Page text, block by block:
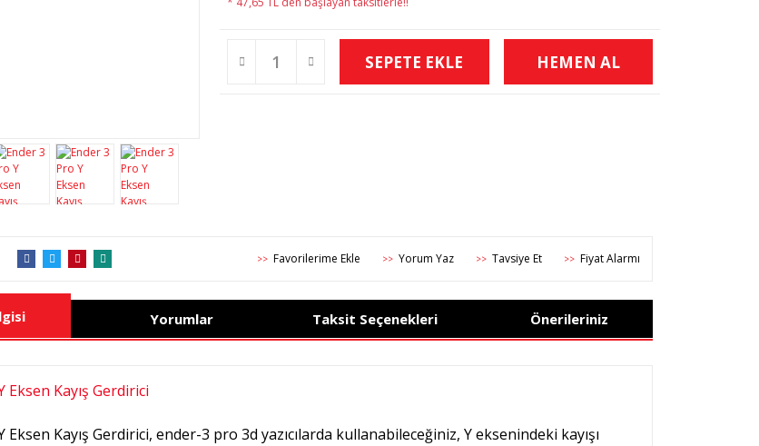
SEPETE EKLE HEMEN AL
>> >> Yorum Yaz >> Tavsiye Et >> Fiyat Alarmı
Yorumlar Taksit Seçenekleri Önerileriniz
Eksen Kayış Gerdirici
Eksen Kayış Gerdirici, ender-3 pro 3d yazıcılarda kullanabileceğiniz, Y eksenindeki kayışı